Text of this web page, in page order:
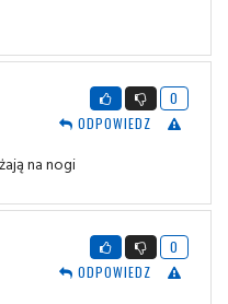
0
ODPOWIEDZ
na nogi
0
ODPOWIEDZ